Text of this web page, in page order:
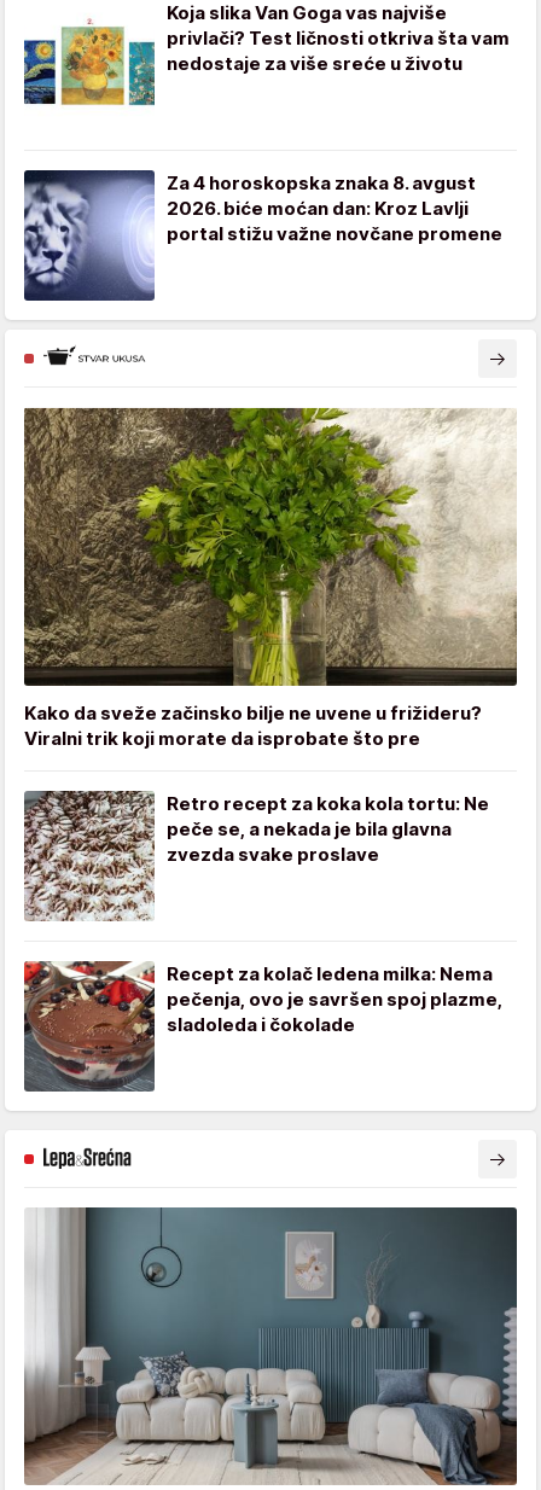
Koja slika Van Goga vas najviše
privlači? Test ličnosti otkriva šta vam
nedostaje za više sreće u životu
Za 4 horoskopska znaka 8. avgust
2026. biće moćan dan: Kroz Lavlji
portal stižu važne novčane promene
Kako da sveže začinsko bilje ne uvene u frižideru?
Viralni trik koji morate da isprobate što pre
Retro recept za koka kola tortu: Ne
peče se, a nekada je bila glavna
zvezda svake proslave
Recept za kolač ledena milka: Nema
pečenja, ovo je savršen spoj plazme,
sladoleda i čokolade